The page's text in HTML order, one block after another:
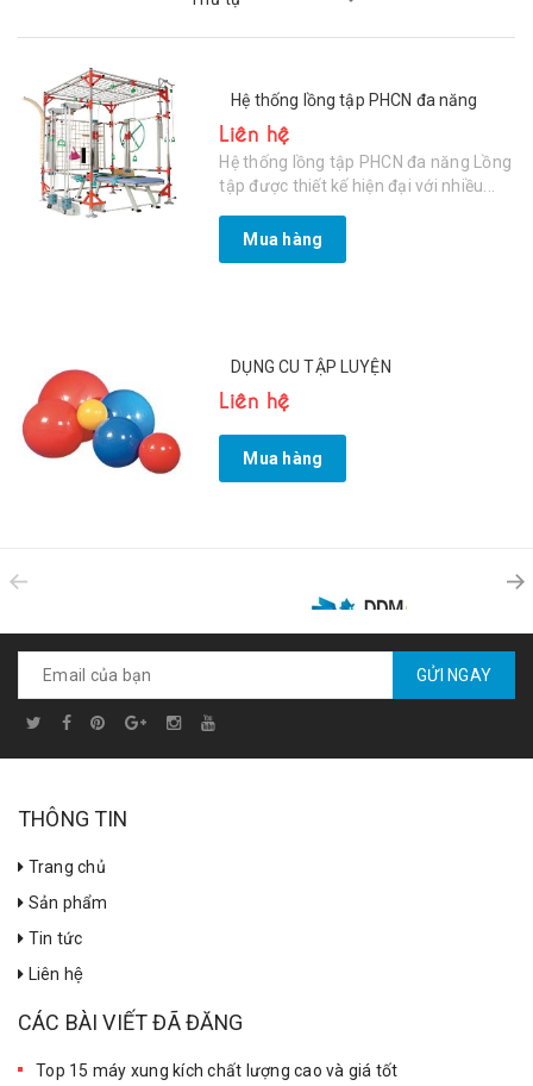
Hệ thống lồng tập PHCN đa năng
Liên hệ
Hệ thống lồng tập PHCN đa năng Lồng
tập được thiết kế hiện đại với nhiều...
Mua hàng
DỤNG CU TẬP LUYỆN
Liên hệ
Mua hàng
GỬI NGAY
THÔNG TIN
Trang chủ
Sản phẩm
Tin tức
Liên hệ
CÁC BÀI VIẾT ĐÃ ĐĂNG
Top 15 máy xung kích chất lượng cao và giá tốt